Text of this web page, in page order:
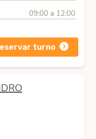
09:00 a 12:00
turno